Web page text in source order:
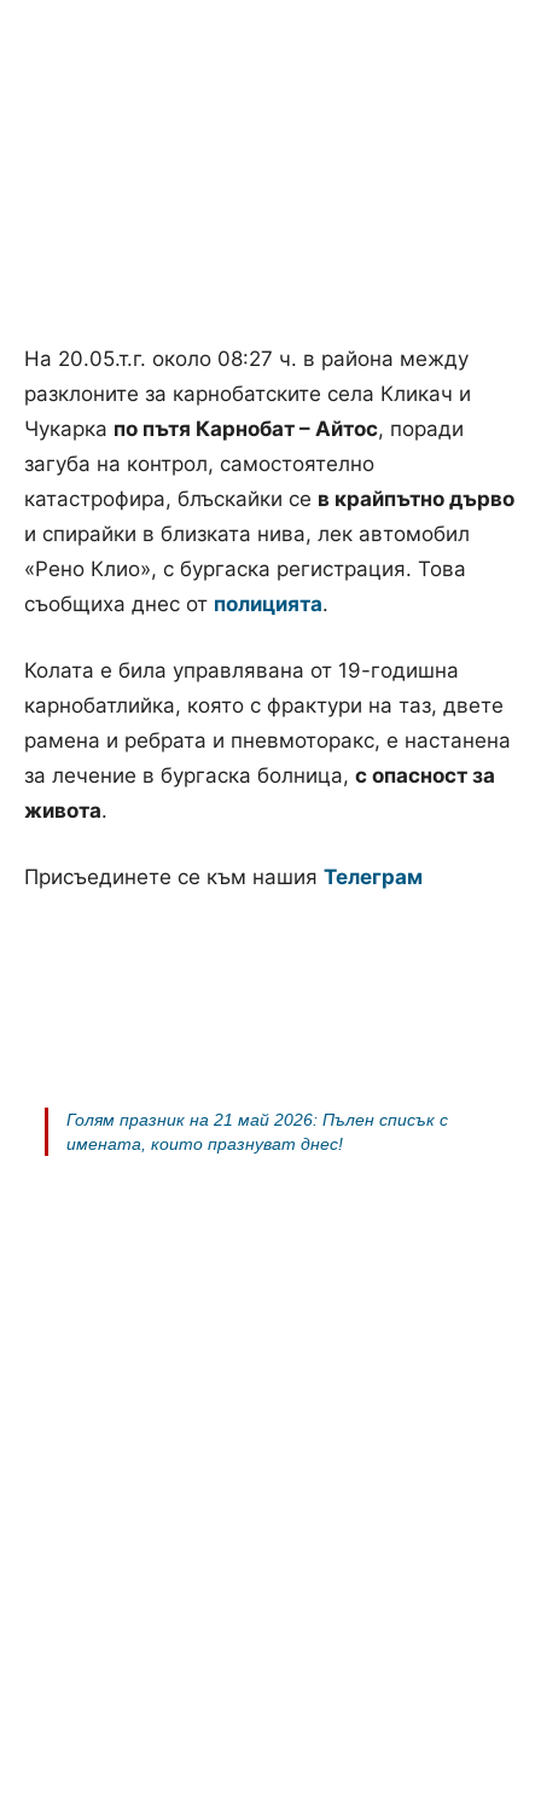
На 20.05.т.г. около 08:27 ч. в района между
разклоните за карнобатските села Кликач и
Чукарка по пътя Карнобат – Айтос, поради
загуба на контрол, самостоятелно
катастрофира, блъскайки се в крайпътно дърво
и спирайки в близката нива, лек автомобил
«Рено Клио», с бургаска регистрация. Това
съобщиха днес от полицията.
Колата е била управлявана от 19-годишна
карнобатлийка, която с фрактури на таз, двете
рамена и ребрата и пневмоторакс, е настанена
за лечение в бургаска болница, с опасност за
живота.
Присъединете се към нашия Телеграм
Голям празник на 21 май 2026: Пълен списък с
имената, които празнуват днес!